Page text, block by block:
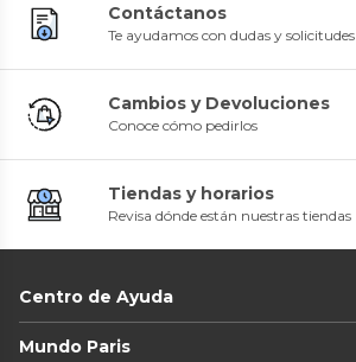
Contáctanos
Te ayudamos con dudas y solicitudes
Cambios y Devoluciones
Conoce cómo pedirlos
Tiendas y horarios
Revisa dónde están nuestras tiendas
Centro de Ayuda
Mundo Paris